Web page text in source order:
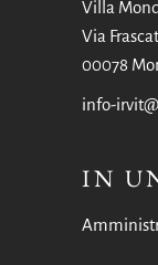
Villa
Via
00078
info-
IN